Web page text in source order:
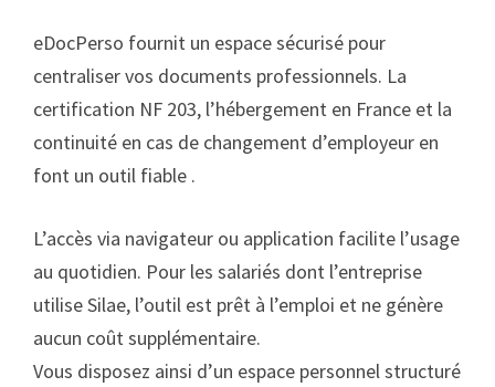
eDocPerso fournit un espace sécurisé pour
centraliser vos documents professionnels. La
certification NF 203, l’hébergement en France et la
continuité en cas de changement d’employeur en
font un outil fiable .
L’accès via navigateur ou application facilite l’usage
au quotidien. Pour les salariés dont l’entreprise
utilise Silae, l’outil est prêt à l’emploi et ne génère
aucun coût supplémentaire.
Vous disposez ainsi d’un espace personnel structuré